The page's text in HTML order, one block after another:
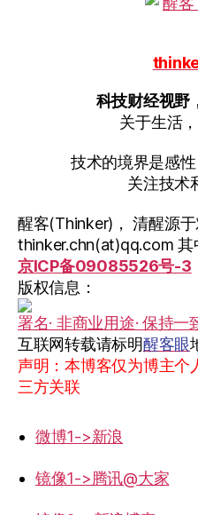
科技财经视野
关于生活
技术的境界是感
关注技术
醒客(Thinker)， 清醒源
thinker.chn(at)qq.com 其
京ICP备09085526号-3
版权信息：
署名· 非商业用途· 保持一
互联网转载请标明醒客眼
声明：本博客仅为博主个
三方关联
微博1->新浪
镜像1->腾讯@大家